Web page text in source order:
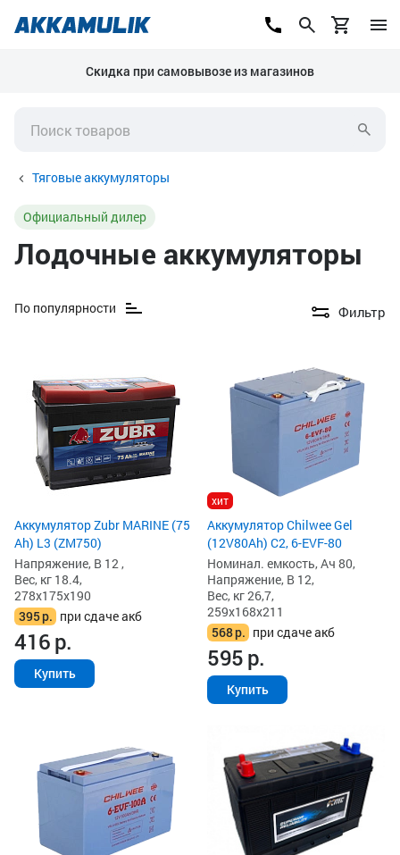
Скидка при самовывозе из магазинов
Тяговые аккумуляторы
Официальный дилер
Лодочные аккумуляторы
По популярности Фильтр
Аккумулятор Zubr MARINE (75
Ah) L3 (ZM750)
Напряжение, В 12 ,
Вес, кг 18.4,
278x175x190
395р. при сдаче акб
416р.
Купить
хит
Аккумулятор Chilwee Gel
(12V80Ah) C2, 6-EVF-80
Номинал. емкость, Ач 80,
Напряжение, В 12,
Вес, кг 26,7,
259x168x211
568р. при сдаче акб
595р.
Купить